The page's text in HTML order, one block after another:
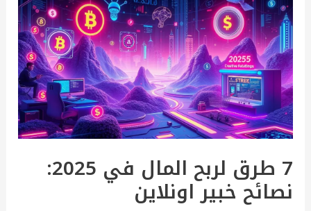
7 طرق لربح المال في 2025:
نصائح خبير اونلاين
طرق
لربح
المال
في
2025:
نصائح
خبير
اونلاين